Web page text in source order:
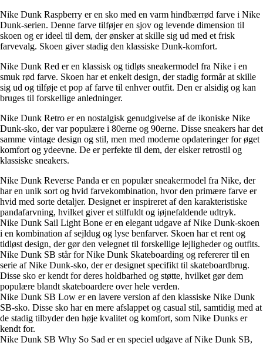
Nike Dunk Raspberry er en sko med en varm hindbærrød farve i Nike
Dunk-serien. Denne farve tilføjer en sjov og levende dimension til
skoen og er ideel til dem, der ønsker at skille sig ud med et frisk
farvevalg. Skoen giver stadig den klassiske Dunk-komfort.
Nike Dunk Red er en klassisk og tidløs sneakermodel fra Nike i en
smuk rød farve. Skoen har et enkelt design, der stadig formår at skille
sig ud og tilføje et pop af farve til enhver outfit. Den er alsidig og kan
bruges til forskellige anledninger.
Nike Dunk Retro er en nostalgisk genudgivelse af de ikoniske Nike
Dunk-sko, der var populære i 80erne og 90erne. Disse sneakers har det
samme vintage design og stil, men med moderne opdateringer for øget
komfort og ydeevne. De er perfekte til dem, der elsker retrostil og
klassiske sneakers.
Nike Dunk Reverse Panda er en populær sneakermodel fra Nike, der
har en unik sort og hvid farvekombination, hvor den primære farve er
hvid med sorte detaljer. Designet er inspireret af den karakteristiske
pandafarvning, hvilket giver et stilfuldt og iøjnefaldende udtryk.
Nike Dunk Sail Light Bone er en elegant udgave af Nike Dunk-skoen
i en kombination af sejldug og lyse benfarver. Skoen har et rent og
tidløst design, der gør den velegnet til forskellige lejligheder og outfits.
Nike Dunk SB står for Nike Dunk Skateboarding og refererer til en
serie af Nike Dunk-sko, der er designet specifikt til skateboardbrug.
Disse sko er kendt for deres holdbarhed og støtte, hvilket gør dem
populære blandt skateboardere over hele verden.
Nike Dunk SB Low er en lavere version af den klassiske Nike Dunk
SB-sko. Disse sko har en mere afslappet og casual stil, samtidig med at
de stadig tilbyder den høje kvalitet og komfort, som Nike Dunks er
kendt for.
Nike Dunk SB Why So Sad er en speciel udgave af Nike Dunk SB,